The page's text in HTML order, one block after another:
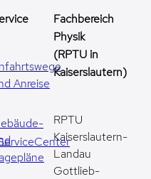
Anreise
Fachbereich
Physik
(RPTU in
Kaiserslautern)
RPTU
Kaiserslautern-
Landau
Gottlieb-